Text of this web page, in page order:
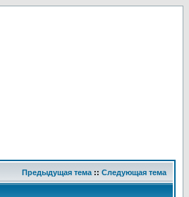
Предыдущая тема :: Следующая тема